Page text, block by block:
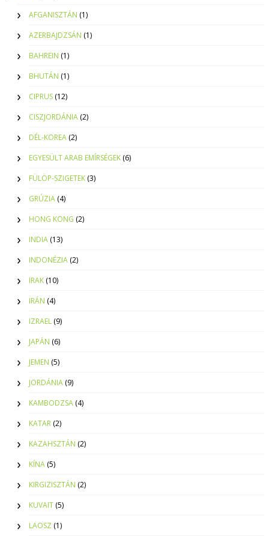
AFGANISZTÁN (1)
AZERBAJDZSÁN (1)
BAHREIN (1)
BHUTÁN (1)
CIPRUS (12)
CISZJORDÁNIA (2)
DÉL-KOREA (2)
EGYESÜLT ARAB EMÍRSÉGEK (6)
FÜLÖP-SZIGETEK (3)
GRÚZIA (4)
HONG KONG (2)
INDIA (13)
INDONÉZIA (2)
IRAK (10)
IRÁN (4)
IZRAEL (9)
JAPÁN (6)
JEMEN (5)
JORDÁNIA (9)
KAMBODZSA (4)
KATAR (2)
KAZAHSZTÁN (2)
KÍNA (5)
KIRGIZISZTÁN (2)
KUVAIT (5)
LAOSZ (1)